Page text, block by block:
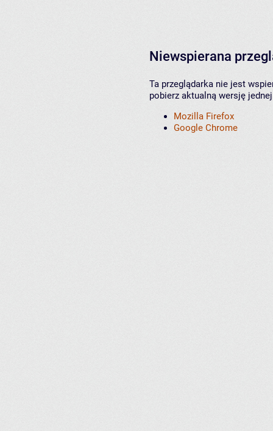
Niewspierana
Ta przeglądarka nie jest
pobierz aktualną wersję
Mozilla Firefox
Google Chrome